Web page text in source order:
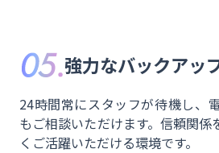
強力なバックアッ
24時間常にスタッフが待機し、
もご相談いただけます。信頼関
くご活躍いただける環境です。